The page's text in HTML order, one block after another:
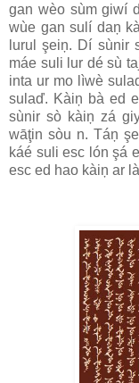
gan wèo sùm giwí
wùe gan sulí daņ
lurul şeiņ. Dí sùnir
máe suli lur dé sù
inta ur mo lìwè
sulaď. Kàiņ bà ed
sùnir sò kàiņ zá
wāţin sòu n. Táņ
káé suli esc lón şá
esc ed hao kàiņ ar